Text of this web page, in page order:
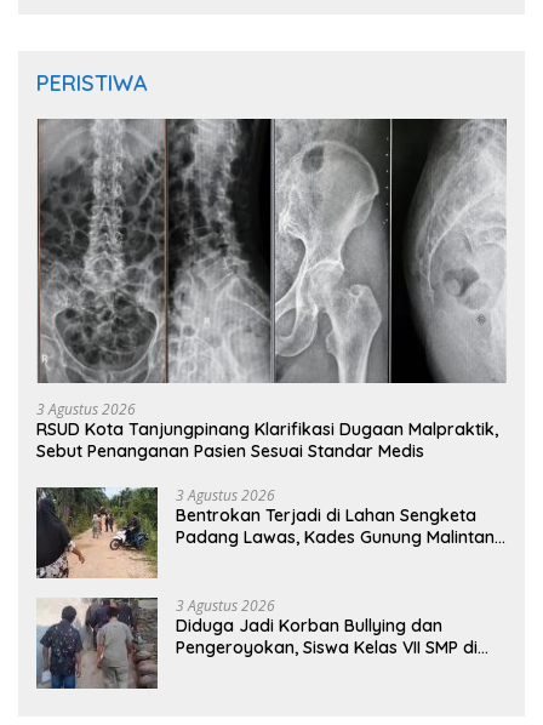
PERISTIWA
3 Agustus 2026
RSUD Kota Tanjungpinang Klarifikasi Dugaan Malpraktik,
Sebut Penanganan Pasien Sesuai Standar Medis
3 Agustus 2026
Bentrokan Terjadi di Lahan Sengketa
Padang Lawas, Kades Gunung Malintang
3 Agustus 2026
Diduga Jadi Korban Bullying dan
Pengeroyokan, Siswa Kelas VII SMP di